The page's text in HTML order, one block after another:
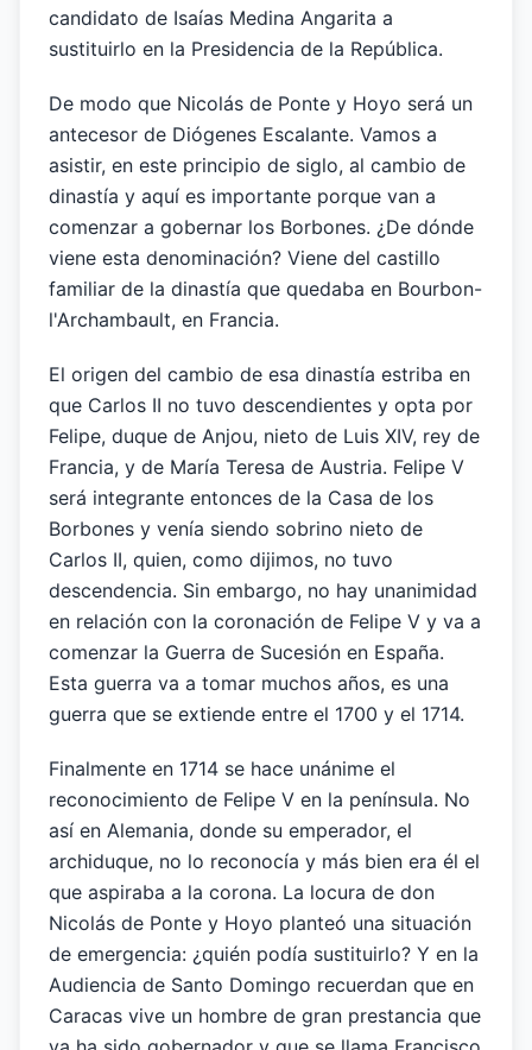
candidato de Isaías Medina Angarita a
sustituirlo en la Presidencia de la República.
De modo que Nicolás de Ponte y Hoyo será un
antecesor de Diógenes Escalante. Vamos a
asistir, en este principio de siglo, al cambio de
dinastía y aquí es importante porque van a
comenzar a gobernar los Borbones. ¿De dónde
viene esta denominación? Viene del castillo
familiar de la dinastía que quedaba en Bourbon-
l'Archambault, en Francia.
El origen del cambio de esa dinastía estriba en
que Carlos II no tuvo descendientes y opta por
Felipe, duque de Anjou, nieto de Luis XIV, rey de
Francia, y de María Teresa de Austria. Felipe V
será integrante entonces de la Casa de los
Borbones y venía siendo sobrino nieto de
Carlos II, quien, como dijimos, no tuvo
descendencia. Sin embargo, no hay unanimidad
en relación con la coronación de Felipe V y va a
comenzar la Guerra de Sucesión en España.
Esta guerra va a tomar muchos años, es una
guerra que se extiende entre el 1700 y el 1714.
Finalmente en 1714 se hace unánime el
reconocimiento de Felipe V en la península. No
así en Alemania, donde su emperador, el
archiduque, no lo reconocía y más bien era él el
que aspiraba a la corona. La locura de don
Nicolás de Ponte y Hoyo planteó una situación
de emergencia: ¿quién podía sustituirlo? Y en la
Audiencia de Santo Domingo recuerdan que en
Caracas vive un hombre de gran prestancia que